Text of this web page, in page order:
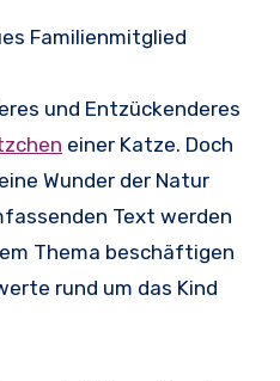
Familienmitglied
und Entzückenderes
einer Katze. Doch
Wunder der Natur
Text werden
Thema beschäftigen
rund um das Kind